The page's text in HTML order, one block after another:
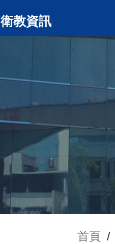
衛教資訊
首頁 /